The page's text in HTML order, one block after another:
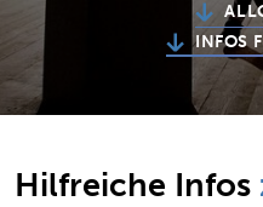
INFOS
Hilfreiche Infos